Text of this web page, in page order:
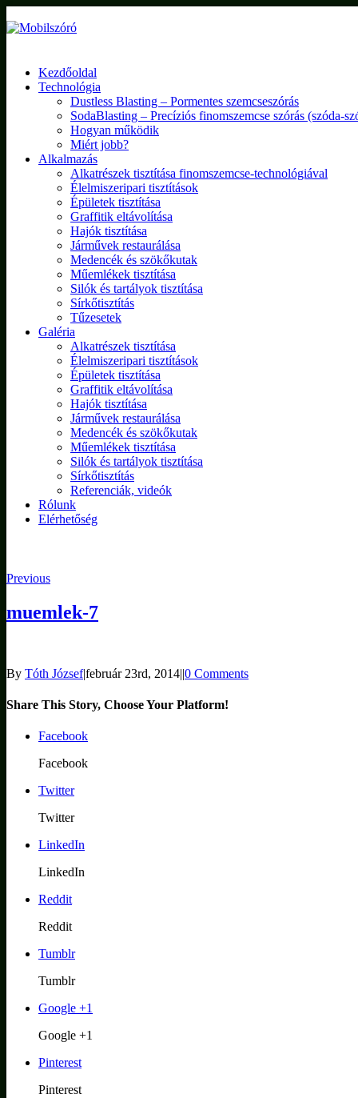
Kezdőoldal
Technológia
Dustless Blasting – Pormentes szemcseszórás
SodaBlasting – Precíziós finomszemcse szórás (szóda-
Hogyan működik
Miért jobb?
Alkalmazás
Alkatrészek tisztítása finomszemcse-technológiával
Élelmiszeripari tisztítások
Épületek tisztítása
Graffitik eltávolítása
Hajók tisztítása
Járművek restaurálása
Medencék és szökőkutak
Műemlékek tisztítása
Silók és tartályok tisztítása
Sírkőtisztítás
Tűzesetek
Galéria
Alkatrészek tisztítása
Élelmiszeripari tisztítások
Épületek tisztítása
Graffitik eltávolítása
Hajók tisztítása
Járművek restaurálása
Medencék és szökőkutak
Műemlékek tisztítása
Silók és tartályok tisztítása
Sírkőtisztítás
Referenciák, videók
Rólunk
Elérhetőség
Previous
muemlek-7
By Tóth József|február 23rd, 2014||0 Comments
Share This Story, Choose Your Platform!
Facebook
Facebook
Twitter
Twitter
LinkedIn
LinkedIn
Reddit
Reddit
Tumblr
Tumblr
Google +1
Google +1
Pinterest
Pinterest